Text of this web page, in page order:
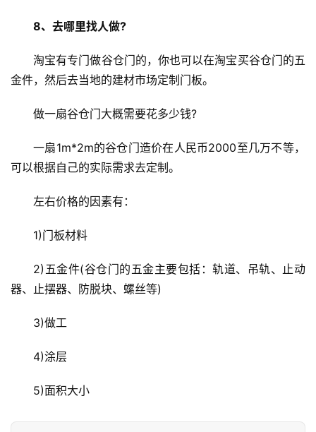
8、去哪里找人做?
淘宝有专门做谷仓门的，你也可以在淘宝买谷仓门的五
金件，然后去当地的建材市场定制门板。
做一扇谷仓门大概需要花多少钱?
一扇1m*2m的谷仓门造价在人民币2000至几万不等，
可以根据自己的实际需求去定制。
左右价格的因素有：
1)门板材料
2)五金件(谷仓门的五金主要包括：轨道、吊轨、止动
器、止摆器、防脱块、螺丝等)
3)做工
4)涂层
5)面积大小